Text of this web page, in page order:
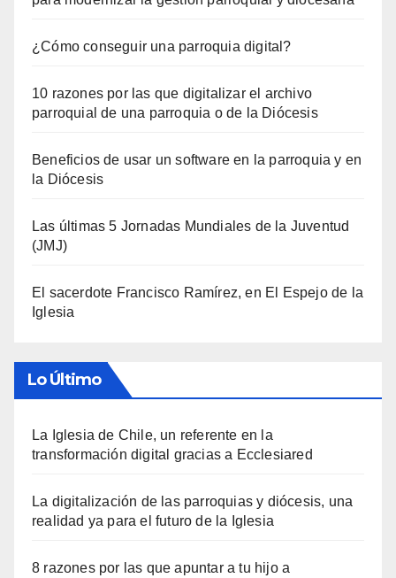
¿Cómo conseguir una parroquia digital?
10 razones por las que digitalizar el archivo
parroquial de una parroquia o de la Diócesis
Beneficios de usar un software en la parroquia y en
la Diócesis
Las últimas 5 Jornadas Mundiales de la Juventud
(JMJ)
El sacerdote Francisco Ramírez, en El Espejo de la
Iglesia
Lo Último
La Iglesia de Chile, un referente en la
transformación digital gracias a Ecclesiared
La digitalización de las parroquias y diócesis, una
realidad ya para el futuro de la Iglesia
8 razones por las que apuntar a tu hijo a